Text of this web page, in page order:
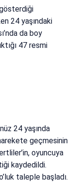
24 yaşındaki
da boy
47 resmi
24 yaşında
geçmesinin
oyuncuya
kaydedildi.
taleple başladı.